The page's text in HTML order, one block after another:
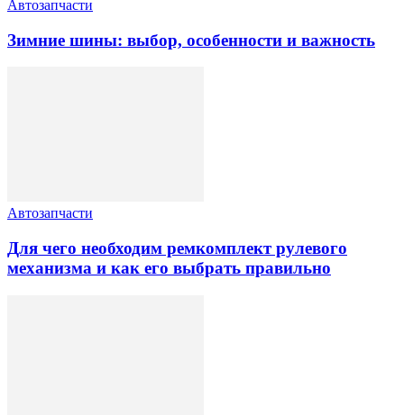
Автозапчасти
Зимние шины: выбор, особенности и важность
Автозапчасти
Для чего необходим ремкомплект рулевого
механизма и как его выбрать правильно